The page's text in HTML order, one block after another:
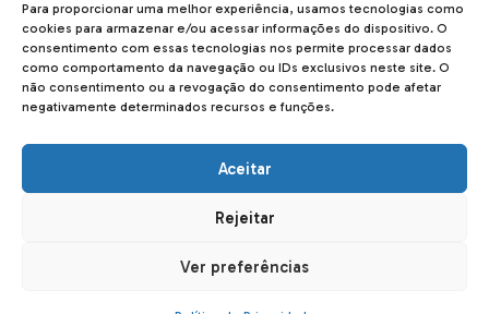
Para proporcionar uma melhor experiência, usamos tecnologias como
cookies para armazenar e/ou acessar informações do dispositivo. O
consentimento com essas tecnologias nos permite processar dados
como comportamento da navegação ou IDs exclusivos neste site. O
não consentimento ou a revogação do consentimento pode afetar
negativamente determinados recursos e funções.
Aceitar
Rejeitar
Ver preferências
SEGURANÇA
SSL Seguro Safe
Forseti Usinagem LTDA| CNPJ: 12.040.842/0001-56